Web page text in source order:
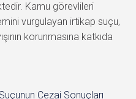
Kamu görevlileri
vurgulayan irtikap suçu,
korunmasına katkıda
Cezai Sonuçları